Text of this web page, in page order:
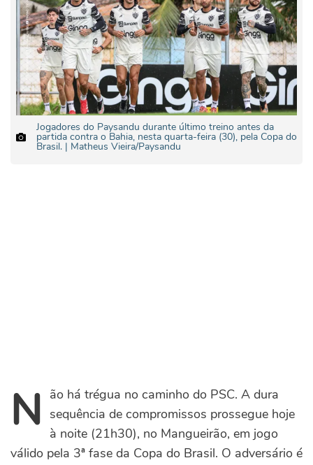
Jogadores do Paysandu durante último treino antes da
partida contra o Bahia, nesta quarta-feira (30), pela Copa do
Brasil. | Matheus Vieira/Paysandu
N ão há trégua no caminho do PSC. A dura
sequência de compromissos prossegue hoje
à noite (21h30), no Mangueirão, em jogo
válido pela 3ª fase da Copa do Brasil. O adversário é